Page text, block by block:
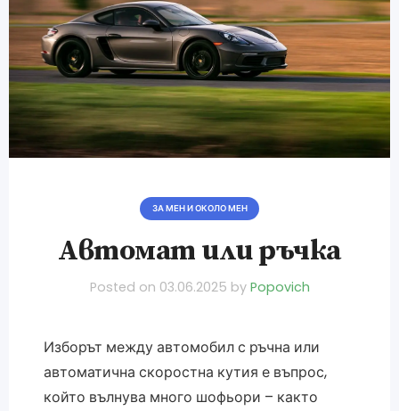
ЗА МЕН И ОКОЛО МЕН
Автомат или ръчка
Posted on 03.06.2025 by Popovich
Изборът между автомобил с ръчна или
автоматична скоростна кутия е въпрос,
който вълнува много шофьори – както